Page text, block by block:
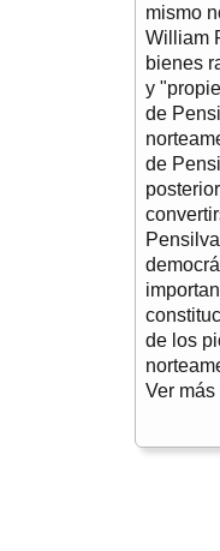
mismo
William
bienes
y
de
de
de los
Ver más